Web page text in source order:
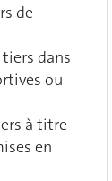
de
dans
ou
à titre
en